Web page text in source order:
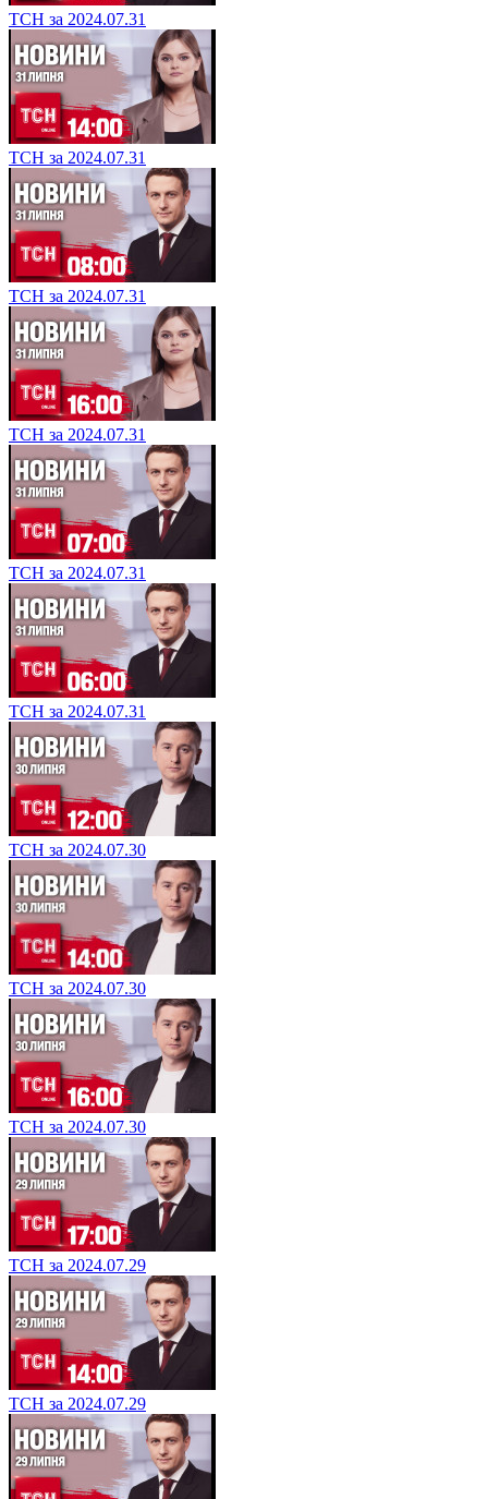
ТСН за 2024.07.31
ТСН за 2024.07.31
ТСН за 2024.07.31
ТСН за 2024.07.31
ТСН за 2024.07.31
ТСН за 2024.07.31
ТСН за 2024.07.30
ТСН за 2024.07.30
ТСН за 2024.07.30
ТСН за 2024.07.29
ТСН за 2024.07.29